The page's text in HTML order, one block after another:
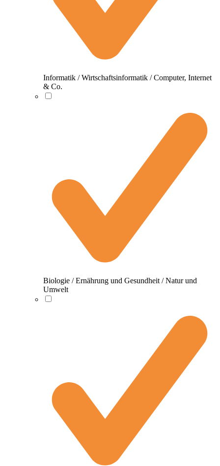
Informatik / Wirtschaftsinformatik / Computer, Internet
& Co.
Biologie / Ernährung und Gesundheit / Natur und
Umwelt